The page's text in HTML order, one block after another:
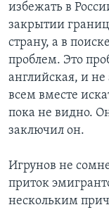
избежать в
закрытии
страну, а в
проблем. Это
английская, и
всем вместе
пока не видно.
заключил он.
Игрунов не
приток
нескольким